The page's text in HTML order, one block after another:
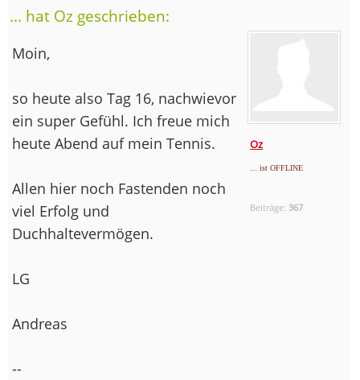
... hat Oz geschrieben:
Oz
... ist OFFLINE
Beiträge:367
Moin,
so heute also Tag 16, nachwievor
ein super Gefühl. Ich freue mich
heute Abend auf mein Tennis.
Allen hier noch Fastenden noch
viel Erfolg und
Duchhaltevermögen.
LG
Andreas
--